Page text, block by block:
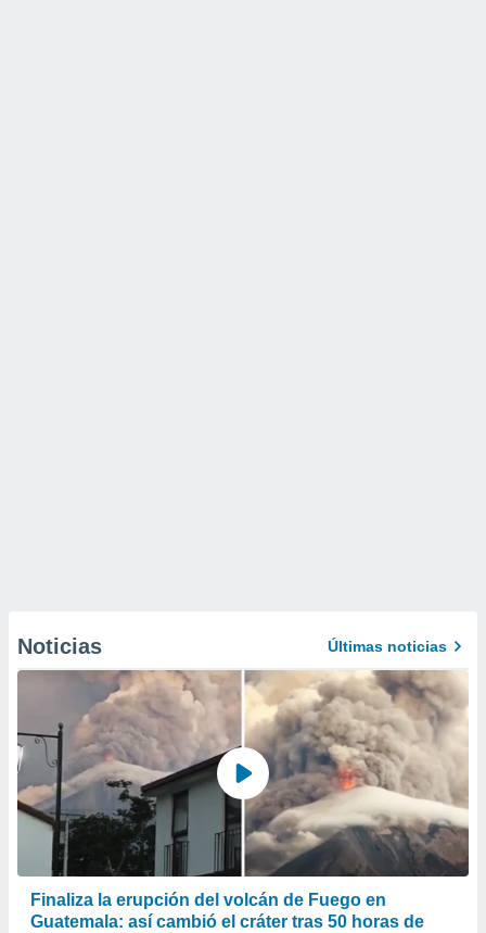
Noticias Últimas noticias
Finaliza la erupción del volcán de Fuego en
Guatemala: así cambió el cráter tras 50 horas de